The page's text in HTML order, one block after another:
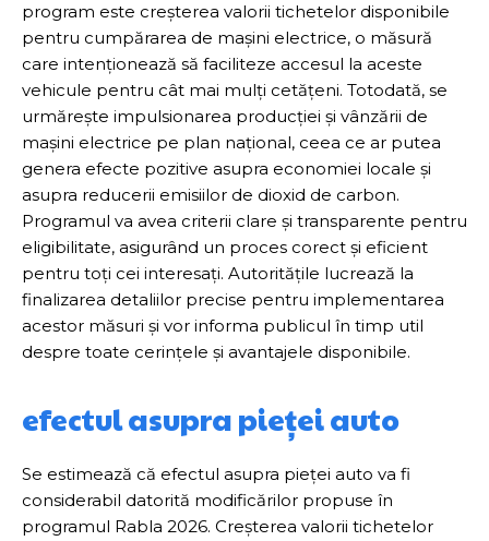
program este creșterea valorii tichetelor disponibile
pentru cumpărarea de mașini electrice, o măsură
care intenționează să faciliteze accesul la aceste
vehicule pentru cât mai mulți cetățeni. Totodată, se
urmărește impulsionarea producției și vânzării de
mașini electrice pe plan național, ceea ce ar putea
genera efecte pozitive asupra economiei locale și
asupra reducerii emisiilor de dioxid de carbon.
Programul va avea criterii clare și transparente pentru
eligibilitate, asigurând un proces corect și eficient
pentru toți cei interesați. Autoritățile lucrează la
finalizarea detaliilor precise pentru implementarea
acestor măsuri și vor informa publicul în timp util
despre toate cerințele și avantajele disponibile.
efectul asupra pieței auto
Se estimează că efectul asupra pieței auto va fi
considerabil datorită modificărilor propuse în
programul Rabla 2026. Creșterea valorii tichetelor